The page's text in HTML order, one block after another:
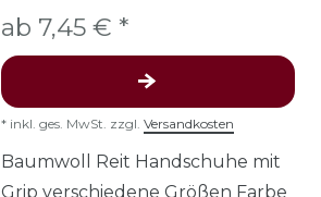
ab 7,45 € *
* inkl. ges. MwSt. zzgl. Versandkosten
Baumwoll Reit Handschuhe mit
Grip verschiedene Größen Farbe